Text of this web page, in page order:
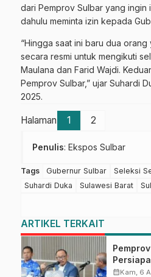
dari Pemprov Sulbar yang ingin
dahulu meminta izin kepada
“Hingga saat ini baru dua
secara resmi untuk mengikuti
Maulana dan Farid Wajdi.
Pemprov Sulbar,” ujar Suhardi
2025.
Halaman 1 2
Penulis: Ekspos Sulbar
Tags Gubernur Sulbar
Seleksi
Suhardi Duka
Sulawesi Barat
ARTIKEL TERKAIT
Puncak
calendar_monthKam, 6